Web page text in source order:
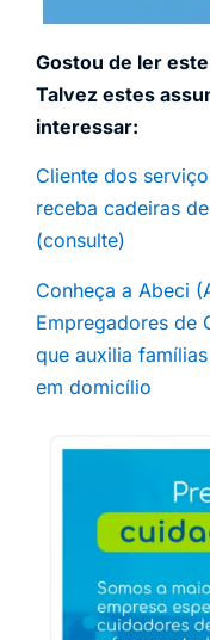
Gostou de ler
Talvez estes
interessar:
Cliente dos
receba cadeiras
(consulte)
Conheça a Abeci
Empregadores de
que auxilia
em domicílio